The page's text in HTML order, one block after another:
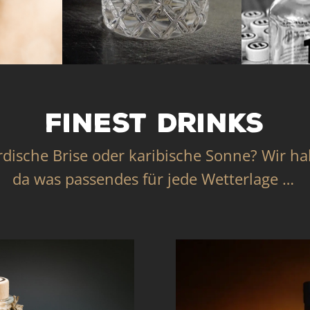
Finest drinks
Brise oder karibische Sonne? Wir
da was passendes für jede Wetterlage …